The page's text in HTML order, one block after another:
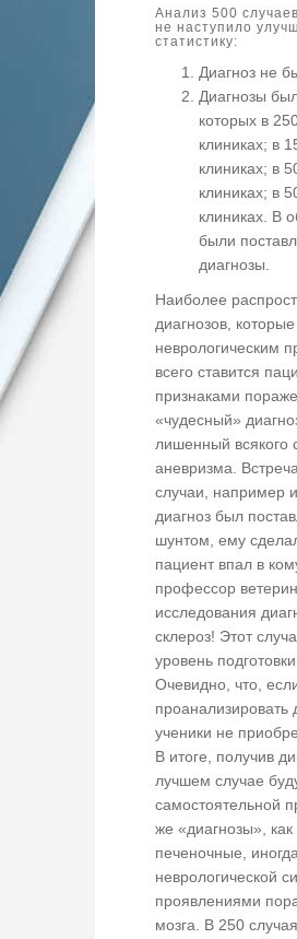
Анализ 500
не наступило
статистику:
Диагноз не
Диагнозы
которых в
клиниках; в
клиниках; в
клиниках; в
клиниках. В
были
диагнозы.
Наиболее
диагнозов,
неврологическим
всего ставится
признаками
«чудесный»
лишенный всякого
аневризма.
случаи, например
диагноз был
шунтом, ему
пациент впал в
профессор
исследования
склероз! Этот
уровень
Очевидно, что,
ученики не
В итоге, получив
лучшем случае
самостоятельной
же «диагнозы»,
печеночные,
неврологической
проявлениями
мозга. В 250